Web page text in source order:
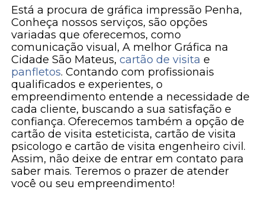
Está a procura de gráfica impressão Penha,
Conheça nossos serviços, são opções
variadas que oferecemos, como
comunicação visual, A melhor Gráfica na
Cidade São Mateus,cartão de visita e
panfletos. Contando com profissionais
qualificados e experientes, o
empreendimento entende a necessidade de
cada cliente, buscando a sua satisfação e
confiança. Oferecemos também a opção de
cartão de visita esteticista, cartão de visita
psicologo e cartão de visita engenheiro civil.
Assim, não deixe de entrar em contato para
saber mais. Teremos o prazer de atender
você ou seu empreendimento!